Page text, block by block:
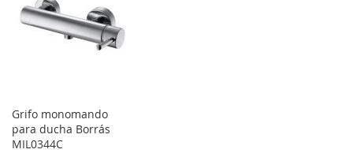
Grifo monomando
para ducha Borrás
MIL0344C